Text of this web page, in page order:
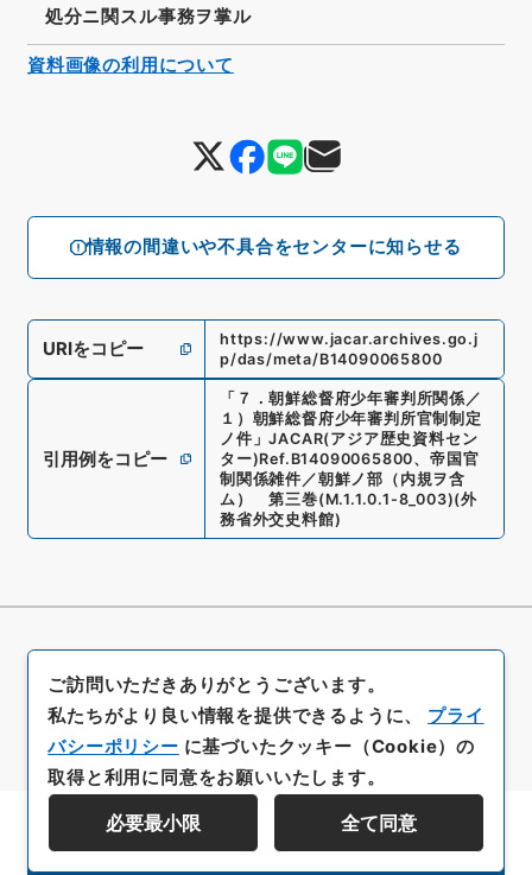
情報の間違いや不具合をセンターに知らせる
処分ニ関スル事務ヲ掌ル
URIをコピー
https://www.jacar.archives.go.j
p/das/meta/B14090065800
引用例をコピー
「 ７．朝鮮総督府少年審判所関係／
１）朝鮮総督府少年審判所官制制定
ノ件 」JACAR(アジア歴史資料セン
ター)Ref. B14090065800、帝国官
制関係雑件／朝鮮ノ部（内規ヲ含
ム） 第三巻(M.1.1.0.1-8_003)(外
務省外交史料館)
資料画像の利用について
資料群階層を表示する
ご訪問いただきありがとうございます。
私たちがより良い情報を提供できるように、 プライ
バシーポリシー に基づいたクッキー（Cookie）の
取得と利用に同意をお願いいたします。
必要最小限 全て同意